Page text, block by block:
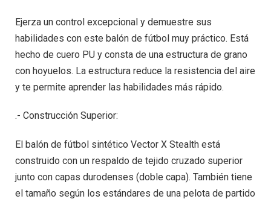
Ejerza un control excepcional y demuestre sus
habilidades con este balón de fútbol muy práctico. Está
hecho de cuero PU y consta de una estructura de grano
con hoyuelos. La estructura reduce la resistencia del aire
y te permite aprender las habilidades más rápido.
.- Construcción Superior:
El balón de fútbol sintético Vector X Stealth está
construido con un respaldo de tejido cruzado superior
junto con capas durodenses (doble capa). También tiene
el tamaño según los estándares de una pelota de partido